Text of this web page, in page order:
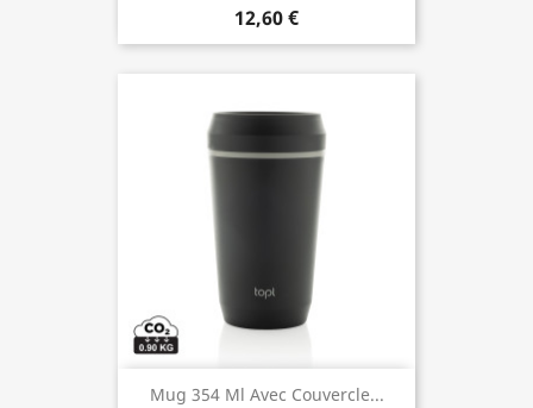
12,60 €
Mug 354 Ml Avec Couvercle...